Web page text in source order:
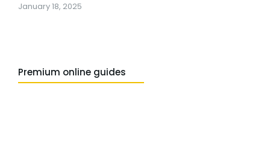
January 18, 2025
Premium online guides